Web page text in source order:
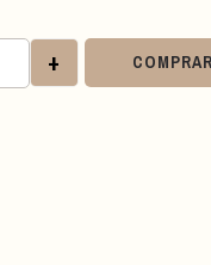
+ COMPRAR